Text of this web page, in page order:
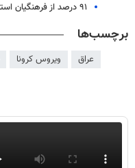
۹۱ درصد از فرهنگیان استان قم در برابر کرونا واکسینه شده اند
برچسب‌ها
عراق ویروس کرونا